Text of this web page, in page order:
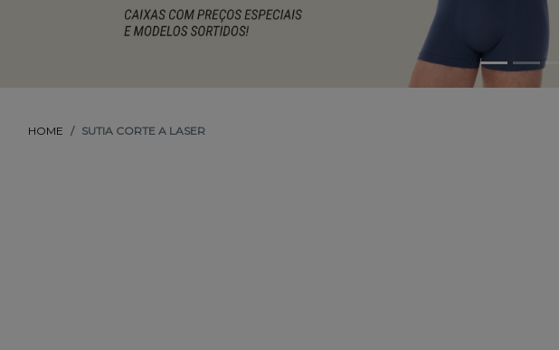
HOME SUTIA CORTE A LASER